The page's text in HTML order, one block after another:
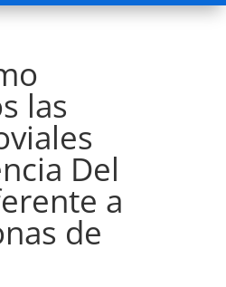
las
Del
a
de